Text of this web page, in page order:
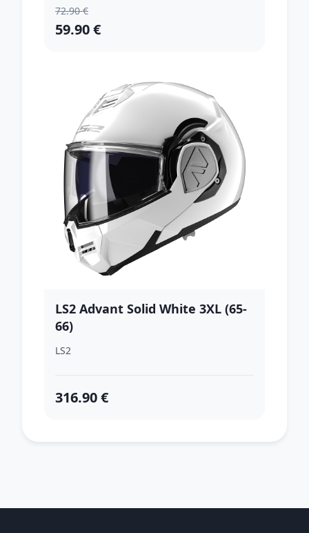
72.90 €
59.90 €
LS2 Advant Solid White 3XL (65-
66)
LS2
316.90 €